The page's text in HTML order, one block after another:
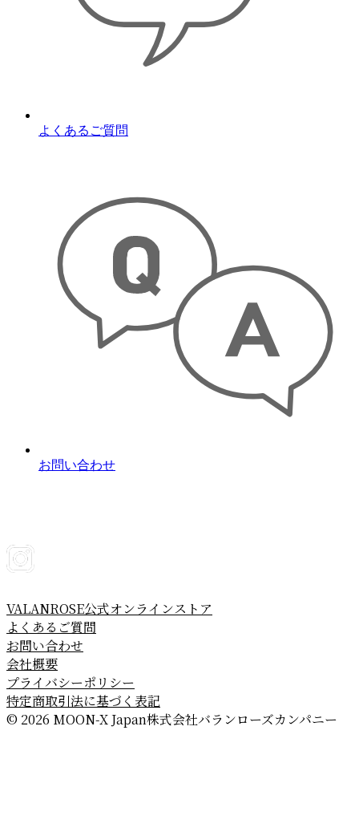
よくあるご質問
お問い合わせ
VALANROSE公式オンラインストア
よくあるご質問
お問い合わせ
会社概要
プライバシーポリシー
特定商取引法に基づく表記
© 2026 MOON-X Japan株式会社バランローズカンパニー